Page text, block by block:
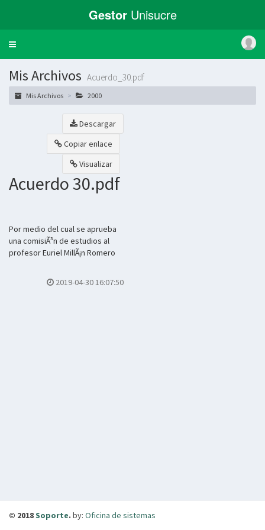
Gestor Unisucre
Toggle
Mis Archivos Acuerdo_30.pdf
Mis Archivos 2000
Descargar
Copiar enlace
Visualizar
Acuerdo 30.pdf
Por medio del cual se aprueba
una comisiÃ³n de estudios al
profesor Euriel MillÃ¡n Romero
2019-04-30 16:07:50
© 2018Soporte. by: Oficina de sistemas